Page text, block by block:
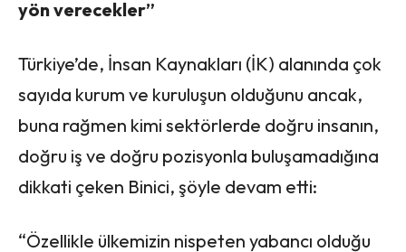
yön verecekler”
Türkiye’de, İnsan Kaynakları (İK) alanında çok
sayıda kurum ve kuruluşun olduğunu ancak,
buna rağmen kimi sektörlerde doğru insanın,
doğru iş ve doğru pozisyonla buluşamadığına
dikkati çeken Binici, şöyle devam etti:
“Özellikle ülkemizin nispeten yabancı olduğu